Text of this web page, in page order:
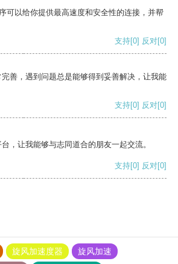
可以给你提供最高速度和安全性的连接，并帮
支持[0] 反对[0]
善，遇到问题总是能够得到妥善解决，让我能
支持[0] 反对[0]
，让我能够与志同道合的朋友一起交流。
支持[0] 反对[0]
旋风加速度器
旋风加速